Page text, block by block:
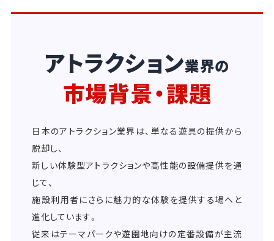
アトラクション業界の
市場背景・課題
日本のアトラクション業界は、単なる遊具の提供から
脱却し、
新しい体験型アトラクションや高性能の設備提供を通
じて、
施設利用者にさらに魅力的な体験を提供する場へと
進化しています。
従来はテーマパークや遊園地向けの定番設備が主流